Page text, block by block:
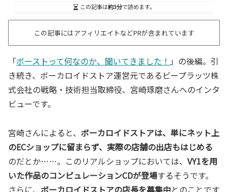
この記事は約3分で読めます。
この記事にはアフィリエイトなどPRが含まれています
「ボーストって何なのか、聞いてきました！ 」の後編。引
き続き、ボーカロイドストア運営元であるビープラッツ株
式会社の戦略・技術担当取締役、宮崎琢磨さんへのインタ
ビューです。
宮崎さんによると、 ボーカロイドストアは、単にネット上
のECショップに留まらず、実際の店舗の出店もはじめる
のだとか……。このリアルショップにおいては、 VY1を用
いた作品のコンピュレーションCDが登場するそうです。
さらに、 ボーカロイドストアの店長を募集中とのことです